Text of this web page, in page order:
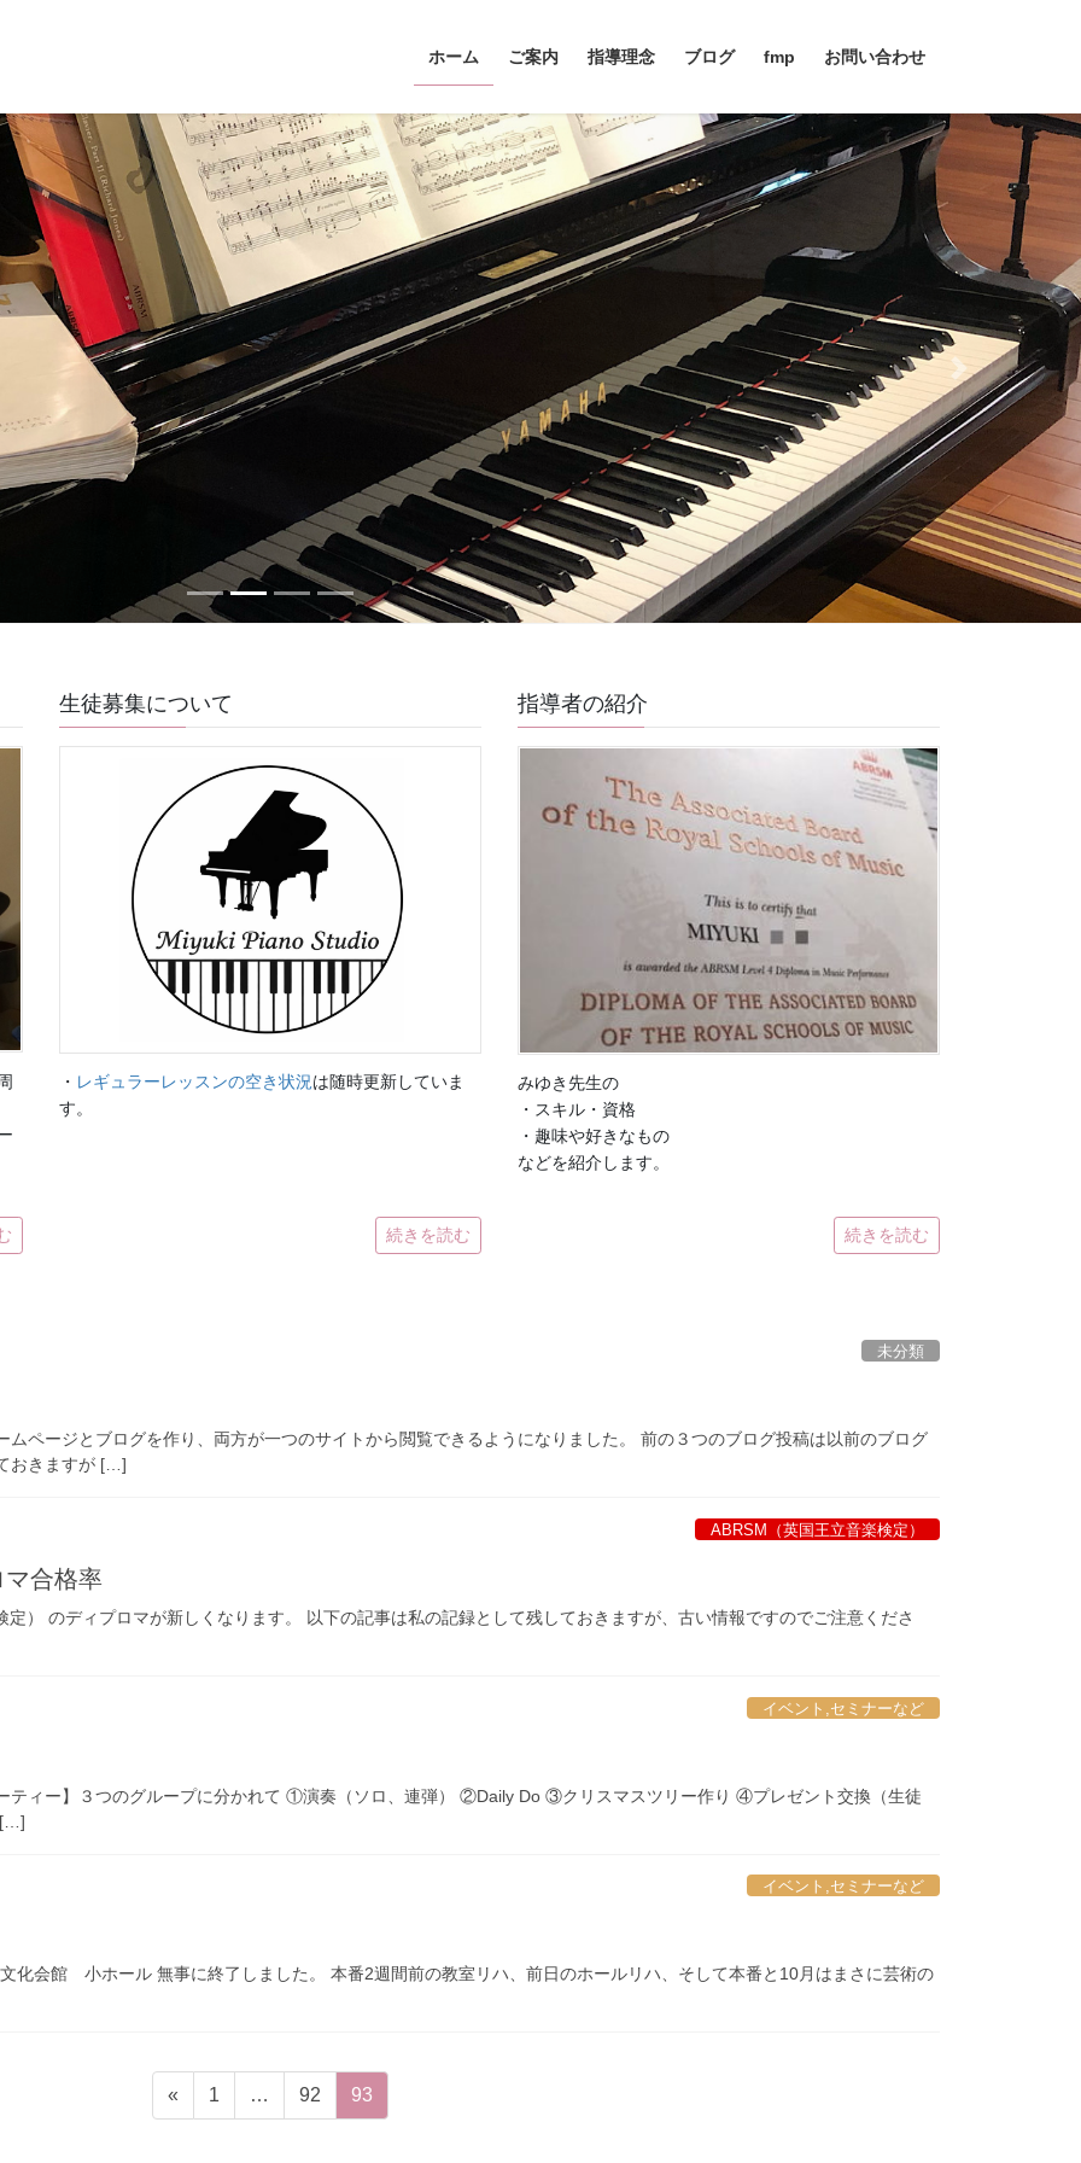
ホーム ご案内 指導理念 ブログ fmp お問い合わせ
Next
生徒募集について
・ レギュラーレッスンの空き状況は随時更新していま
す。
続きを読む
指導者の紹介
みゆき先生の
・スキル・資格
・趣味や好きなもの
などを紹介します。
続きを読む
未分類
ページとブログを作り、両方が一つのサイトから閲覧できるようになりました。 前の３つのブログ投稿は以前のブログ
おきますが […]
ABRSM（英国王立音楽検定）
合格率
） のディプロマが新しくなります。 以下の記事は私の記録として残しておきますが、古い情報ですのでご注意くださ
イベント,セミナーなど
ティー】３つのグループに分かれて ①演奏（ソロ、連弾） ②Daily Do ③クリスマスツリー作り ④プレゼント交換（生徒
[…]
イベント,セミナーなど
会館 小ホール 無事に終了しました。 本番2週間前の教室リハ、前日のホールリハ、そして本番と10月はまさに芸術の
«
固
定
1 …
固
定
92
固
定
93